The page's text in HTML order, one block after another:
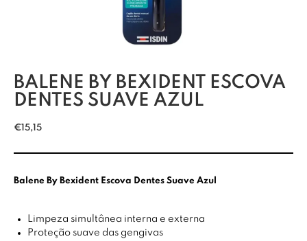
BALENE BY BEXIDENT ESCOVA
DENTES SUAVE AZUL
€15,15
Balene By Bexident Escova Dentes Suave Azul
Limpeza simultânea interna e externa
Proteção suave das gengivas